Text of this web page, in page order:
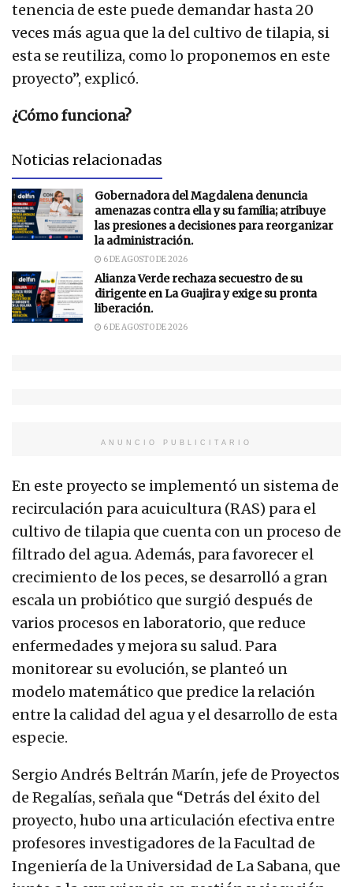
tenencia de este puede demandar hasta 20
veces más agua que la del cultivo de tilapia, si
esta se reutiliza, como lo proponemos en este
proyecto”, explicó.
¿Cómo funciona?
Noticias relacionadas
Gobernadora del Magdalena denuncia
amenazas contra ella y su familia; atribuye
las presiones a decisiones para reorganizar
la administración.
6 DE AGOSTO DE 2026
Alianza Verde rechaza secuestro de su
dirigente en La Guajira y exige su pronta
liberación.
6 DE AGOSTO DE 2026
ANUNCIO PUBLICITARIO
En este proyecto se implementó un sistema de
recirculación para acuicultura (RAS) para el
cultivo de tilapia que cuenta con un proceso de
filtrado del agua. Además, para favorecer el
crecimiento de los peces, se desarrolló a gran
escala un probiótico que surgió después de
varios procesos en laboratorio, que reduce
enfermedades y mejora su salud. Para
monitorear su evolución, se planteó un
modelo matemático que predice la relación
entre la calidad del agua y el desarrollo de esta
especie.
Sergio Andrés Beltrán Marín, jefe de Proyectos
de Regalías, señala que “Detrás del éxito del
proyecto, hubo una articulación efectiva entre
profesores investigadores de la Facultad de
Ingeniería de la Universidad de La Sabana, que